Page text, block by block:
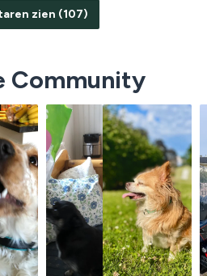
zien (107)
Community